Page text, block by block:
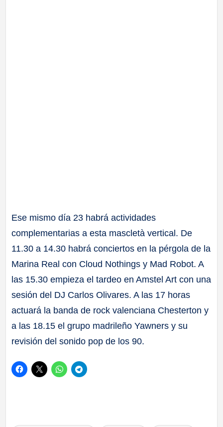
Ese mismo día 23 habrá actividades
complementarias a esta mascletà vertical. De
11.30 a 14.30 habrá conciertos en la pérgola de la
Marina Real con Cloud Nothings y Mad Robot. A
las 15.30 empieza el tardeo en Amstel Art con una
sesión del DJ Carlos Olivares. A las 17 horas
actuará la banda de rock valenciana Chesterton y
a las 18.15 el grupo madrileño Yawners y su
revisión del sonido pop de los 90.